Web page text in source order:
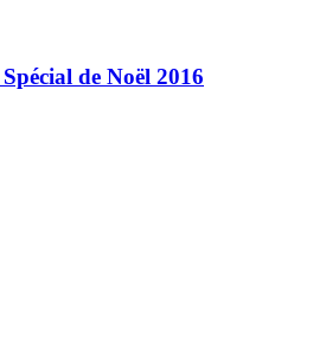
de Noël 2016